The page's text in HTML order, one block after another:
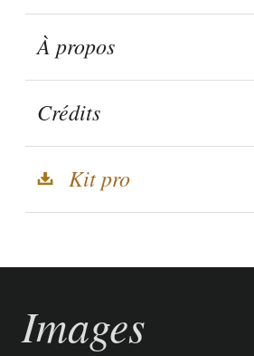
À propos
Crédits
Kit pro
Images